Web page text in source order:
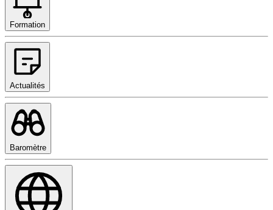
Formation
Actualités
Baromètre